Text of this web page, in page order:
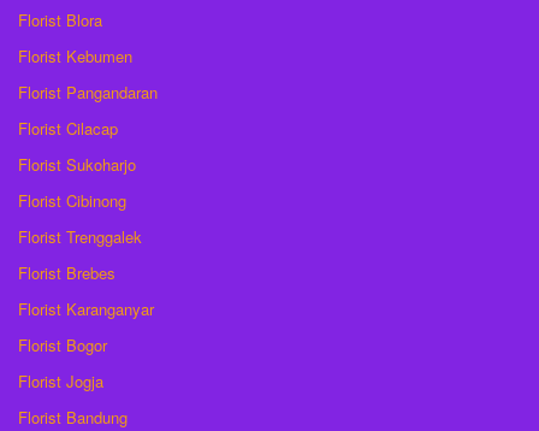
Florist Blora
Florist Kebumen
Florist Pangandaran
Florist Cilacap
Florist Sukoharjo
Florist Cibinong
Florist Trenggalek
Florist Brebes
Florist Karanganyar
Florist Bogor
Florist Jogja
Florist Bandung